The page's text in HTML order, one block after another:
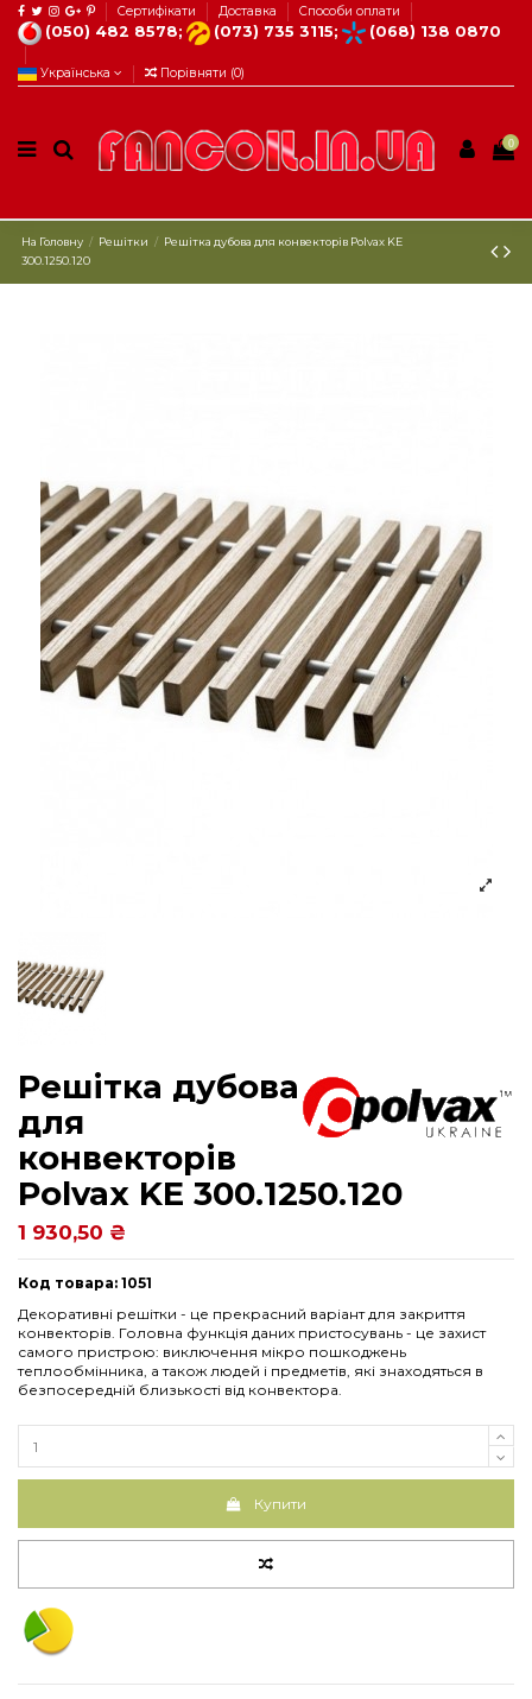
Сертифікати Доставка Способи оплати
(050) 482 8578; (073) 735 3115; (068) 138 0870
Українська Порівняти (0)
0
На Головну Решітки
Решітка дубова для конвекторів Рolvax KE
300.1250.120
Решітка дубова
для
конвекторів
Рolvax KE 300.1250.120
1 930,50 ₴
Код товара: 1051
Декоративні решітки - це прекрасний варіант для закриття
конвекторів. Головна функція даних пристосувань - це захист
самого пристрою: виключення мікро пошкоджень
теплообмінника, а також людей і предметів, які знаходяться в
безпосередній близькості від конвектора.
Купити